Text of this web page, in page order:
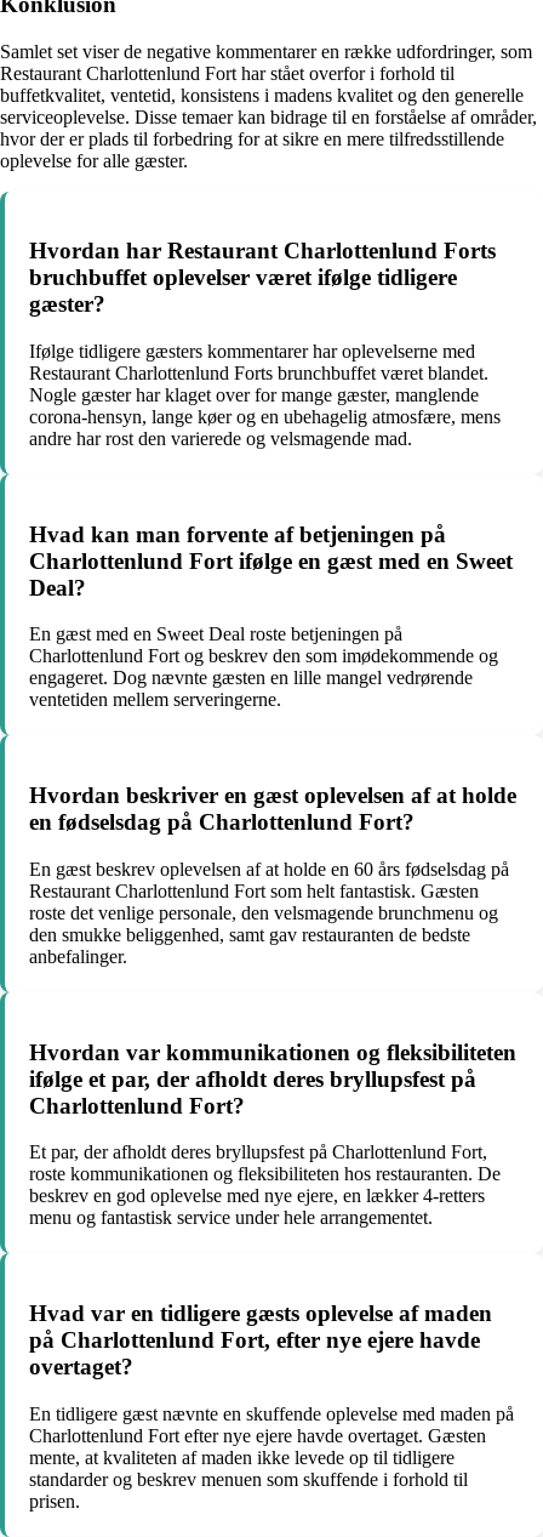
Samlet set viser de negative kommentarer en række udfordringer, som
Restaurant Charlottenlund Fort har stået overfor i forhold til
buffetkvalitet, ventetid, konsistens i madens kvalitet og den generelle
serviceoplevelse. Disse temaer kan bidrage til en forståelse af områder,
hvor der er plads til forbedring for at sikre en mere tilfredsstillende
oplevelse for alle gæster.
Hvordan har Restaurant Charlottenlund Forts
bruchbuffet oplevelser været ifølge tidligere
gæster?
Ifølge tidligere gæsters kommentarer har oplevelserne med
Restaurant Charlottenlund Forts brunchbuffet været blandet.
Nogle gæster har klaget over for mange gæster, manglende
corona-hensyn, lange køer og en ubehagelig atmosfære, mens
andre har rost den varierede og velsmagende mad.
Hvad kan man forvente af betjeningen på
Charlottenlund Fort ifølge en gæst med en Sweet
Deal?
En gæst med en Sweet Deal roste betjeningen på
Charlottenlund Fort og beskrev den som imødekommende og
engageret. Dog nævnte gæsten en lille mangel vedrørende
ventetiden mellem serveringerne.
Hvordan beskriver en gæst oplevelsen af at holde
en fødselsdag på Charlottenlund Fort?
En gæst beskrev oplevelsen af at holde en 60 års fødselsdag på
Restaurant Charlottenlund Fort som helt fantastisk. Gæsten
roste det venlige personale, den velsmagende brunchmenu og
den smukke beliggenhed, samt gav restauranten de bedste
anbefalinger.
Hvordan var kommunikationen og fleksibiliteten
ifølge et par, der afholdt deres bryllupsfest på
Charlottenlund Fort?
Et par, der afholdt deres bryllupsfest på Charlottenlund Fort,
roste kommunikationen og fleksibiliteten hos restauranten. De
beskrev en god oplevelse med nye ejere, en lækker 4-retters
menu og fantastisk service under hele arrangementet.
Hvad var en tidligere gæsts oplevelse af maden
på Charlottenlund Fort, efter nye ejere havde
overtaget?
En tidligere gæst nævnte en skuffende oplevelse med maden på
Charlottenlund Fort efter nye ejere havde overtaget. Gæsten
mente, at kvaliteten af maden ikke levede op til tidligere
standarder og beskrev menuen som skuffende i forhold til
prisen.